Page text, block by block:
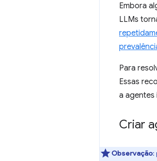
Embora
LLMs
Para
Essas
a agentes
Criar
Observação: